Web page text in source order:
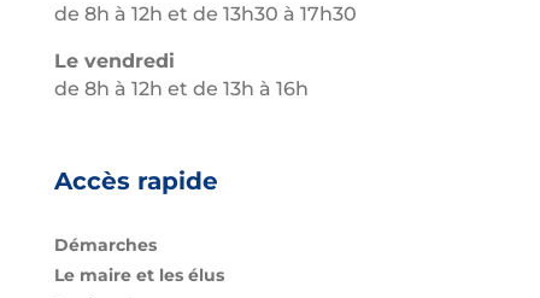
de 8h à 12h et de 13h30 à 17h30
Le vendredi
de 8h à 12h et de 13h à 16h
Accès rapide
Démarches
Le maire et les élus